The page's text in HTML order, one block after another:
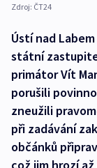
Zdroj: ČT24
Ústí nad
státní
primátor Vít
porušili
zneužili
při zadávání
občánků